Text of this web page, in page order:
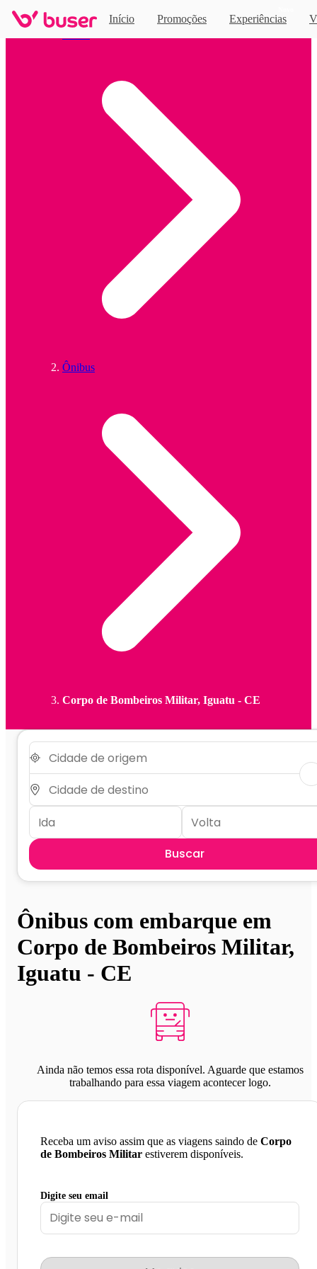
Início Promoções Experiências
Ônibus
Corpo de Bombeiros Militar, Iguatu - CE
Buscar
Ônibus com embarque em
Corpo de Bombeiros Militar,
Iguatu - CE
Ainda não temos essa rota disponível. Aguarde que estamos
trabalhando para essa viagem acontecer logo.
Receba um aviso assim que as viagens saindo de Corpo
de Bombeiros Militar estiverem disponíveis.
Digite seu email